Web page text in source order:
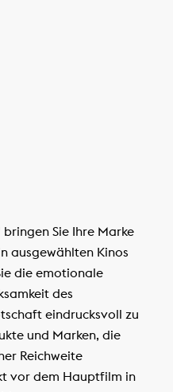
Sie Ihre Marke
ausgewählten Kinos
die emotionale
des
eindrucksvoll zu
und Marken, die
Reichweite
vor dem Hauptfilm in